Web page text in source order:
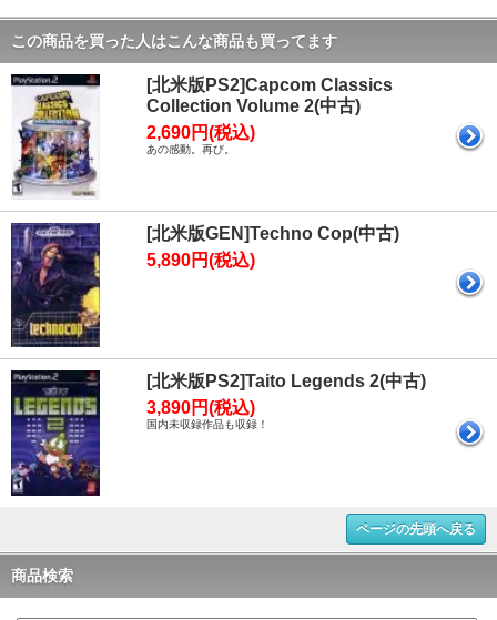
この商品を買った人はこんな商品も買ってます
[北米版PS2]Capcom Classics
Collection Volume 2(中古)
2,690円(税込)
あの感動。再び。
[北米版GEN]Techno Cop(中古)
5,890円(税込)
[北米版PS2]Taito Legends 2(中古)
3,890円(税込)
国内未収録作品も収録！
ページの先頭へ戻る
商品検索